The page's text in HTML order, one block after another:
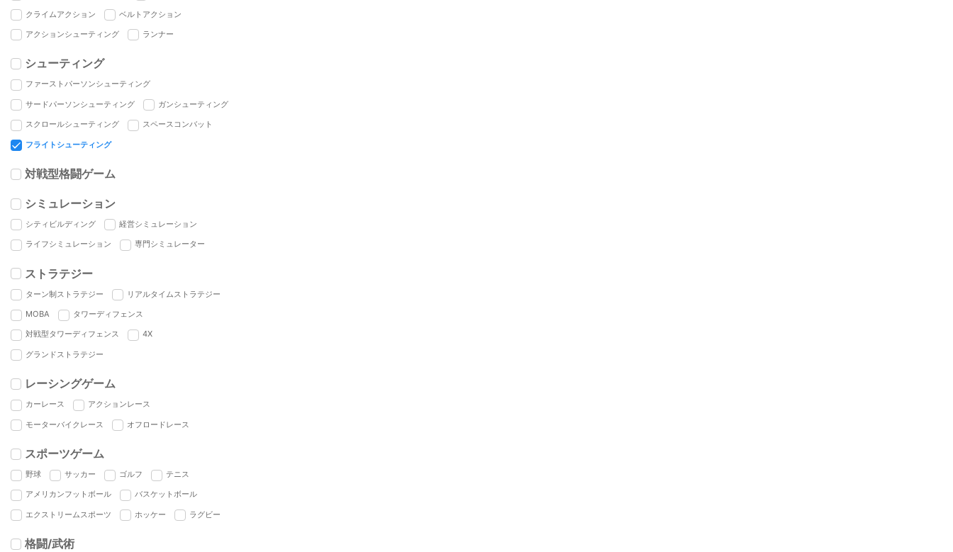
クライムアクション ベルトアクション
アクションシューティング ランナー
シューティング
ファーストパーソンシューティング
サードパーソンシューティング ガンシューティング
スクロールシューティング スペースコンバット
フライトシューティング
対戦型格闘ゲーム
シミュレーション
シティビルディング 経営シミュレーション
ライフシミュレーション 専門シミュレーター
ストラテジー
ターン制ストラテジー リアルタイムストラテジー
MOBA タワーディフェンス
対戦型タワーディフェンス 4X
グランドストラテジー
レーシングゲーム
カーレース アクションレース
モーターバイクレース オフロードレース
スポーツゲーム
野球 サッカー ゴルフ テニス
アメリカンフットボール バスケットボール
エクストリームスポーツ ホッケー ラグビー
格闘/武術